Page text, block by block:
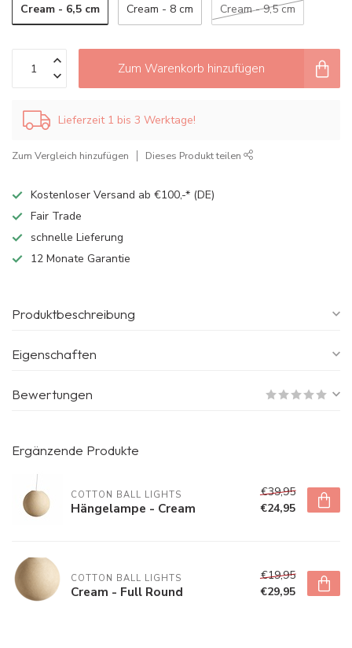
Cream - 6,5 cm Cream - 8 cm Cream - 9,5 cm
Zum Warenkorb hinzufügen
Lieferzeit 1 bis 3 Werktage!
Zum Vergleich hinzufügen Dieses Produkt teilen
Kostenloser Versand ab €100,-* (DE)
Fair Trade
schnelle Lieferung
12 Monate Garantie
Produktbeschreibung
Eigenschaften
Bewertungen
Ergänzende Produkte
COTTON BALL LIGHTS
Hängelampe - Cream
€39,95
€24,95
COTTON BALL LIGHTS
Cream - Full Round
€19,95
€29,95